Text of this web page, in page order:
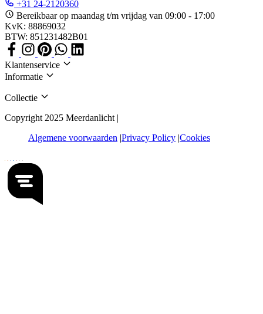
+31 24-2120360
Bereikbaar op maandag t/m vrijdag van 09:00 - 17:00
KvK: 88869032
BTW: 851231482B01
Klantenservice
Informatie
Collectie
Copyright 2025 Meerdanlicht |
Algemene voorwaarden Privacy Policy Cookies